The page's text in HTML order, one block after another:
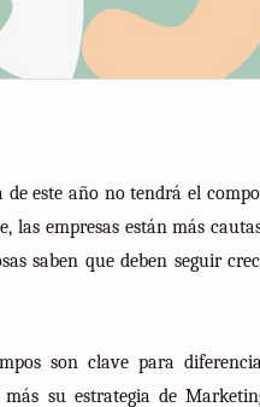
este año no tendrá el
las empresas están más
saben que deben seguir
son clave para
su estrategia de